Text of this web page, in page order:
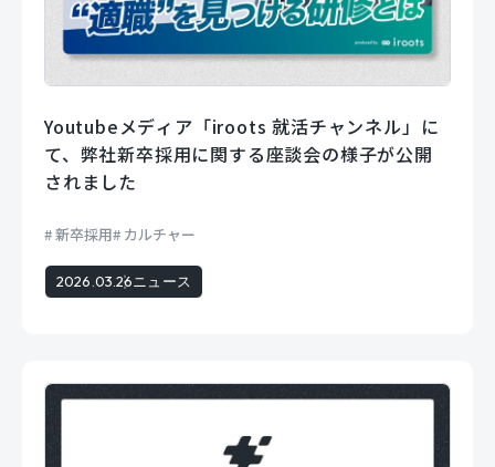
Youtubeメディア「iroots 就活チャンネル」に
て、弊社新卒採用に関する座談会の様子が公開
されました
新卒採用 カルチャー
2026.03.26ニュース